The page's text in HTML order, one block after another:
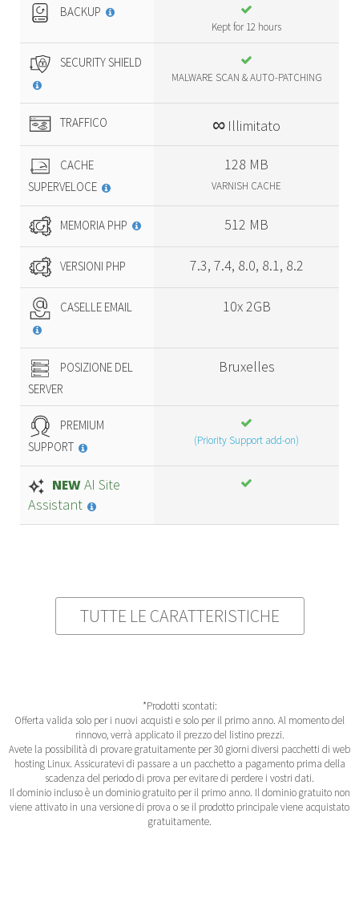
BACKUP
Kept for 12 hours
SECURITY SHIELD
MALWARE SCAN & AUTO-PATCHING
TRAFFICO ∞ Illimitato
CACHE
SUPERVELOCE
128 MB
VARNISH CACHE
MEMORIA PHP 512 MB
VERSIONI PHP 7.3, 7.4, 8.0, 8.1, 8.2
CASELLE EMAIL 10x 2GB
POSIZIONE DEL
SERVER
Bruxelles
PREMIUM
SUPPORT
(Priority Support add-on)
NEW AI Site
Assistant
TUTTE LE CARATTERISTICHE
*Prodotti scontati:
Offerta valida solo per i nuovi acquisti e solo per il primo anno. Al momento del
rinnovo, verrà applicato il prezzo del listino prezzi.
Avete la possibilità di provare gratuitamente per 30 giorni diversi pacchetti di web
hosting Linux. Assicuratevi di passare a un pacchetto a pagamento prima della
scadenza del periodo di prova per evitare di perdere i vostri dati.
Il dominio incluso è un dominio gratuito per il primo anno. Il dominio gratuito non
viene attivato in una versione di prova o se il prodotto principale viene acquistato
gratuitamente.